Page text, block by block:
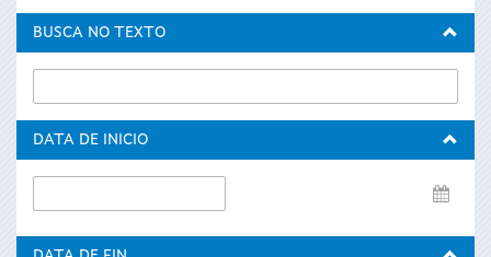
BUSCA NO TEXTO
DATA DE INICIO
de